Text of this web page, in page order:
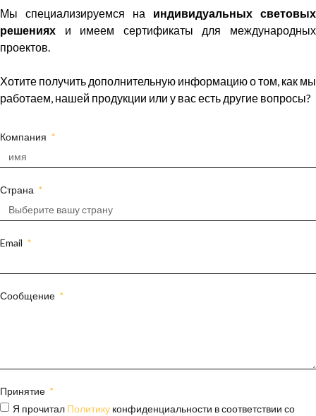
Мы специализируемся на индивидуальных световых
решениях и имеем сертификаты для международных
проектов.
Хотите получить дополнительную информацию о том, как мы
работаем, нашей продукции или у вас есть другие вопросы?
Компания
Страна
Email
Сообщение
Принятие
Я прочитал Политику конфиденциальности в соответствии со